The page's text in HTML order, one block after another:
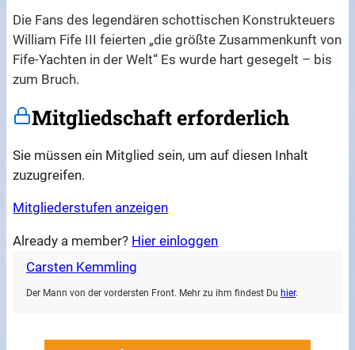
Die Fans des legendären schottischen Konstrukteuers
William Fife III feierten „die größte Zusammenkunft von
Fife-Yachten in der Welt“ Es wurde hart gesegelt – bis
zum Bruch.
Mitgliedschaft erforderlich
Sie müssen ein Mitglied sein, um auf diesen Inhalt
zuzugreifen.
Mitgliederstufen anzeigen
Already a member? Hier einloggen
Carsten Kemmling
Der Mann von der vordersten Front. Mehr zu ihm findest Du hier.